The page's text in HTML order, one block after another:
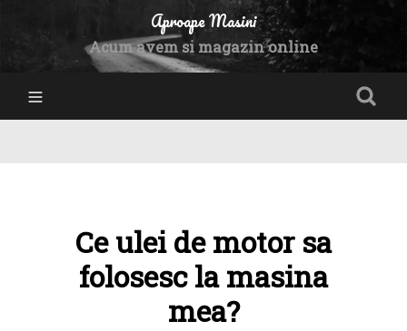
Aproape Masini
Acum avem si magazin online
Ce ulei de motor sa
folosesc la masina
mea?